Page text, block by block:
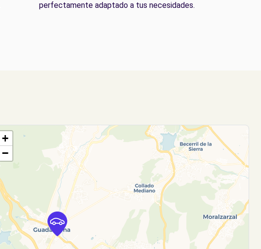
perfectamente adaptado a tus necesidades.
+
−